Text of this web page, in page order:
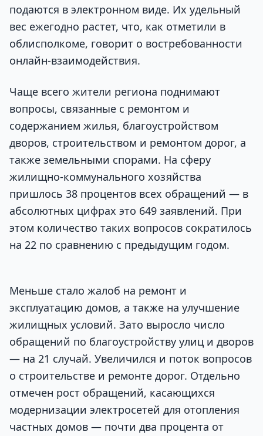
подаются в электронном виде. Их удельный
вес ежегодно растет, что, как отметили в
облисполкоме, говорит о востребованности
онлайн-взаимодействия.
Чаще всего жители региона поднимают
вопросы, связанные с ремонтом и
содержанием жилья, благоустройством
дворов, строительством и ремонтом дорог, а
также земельными спорами. На сферу
жилищно-коммунального хозяйства
пришлось 38 процентов всех обращений — в
абсолютных цифрах это 649 заявлений. При
этом количество таких вопросов сократилось
на 22 по сравнению с предыдущим годом.
Меньше стало жалоб на ремонт и
эксплуатацию домов, а также на улучшение
жилищных условий. Зато выросло число
обращений по благоустройству улиц и дворов
— на 21 случай. Увеличился и поток вопросов
о строительстве и ремонте дорог. Отдельно
отмечен рост обращений, касающихся
модернизации электросетей для отопления
частных домов — почти два процента от